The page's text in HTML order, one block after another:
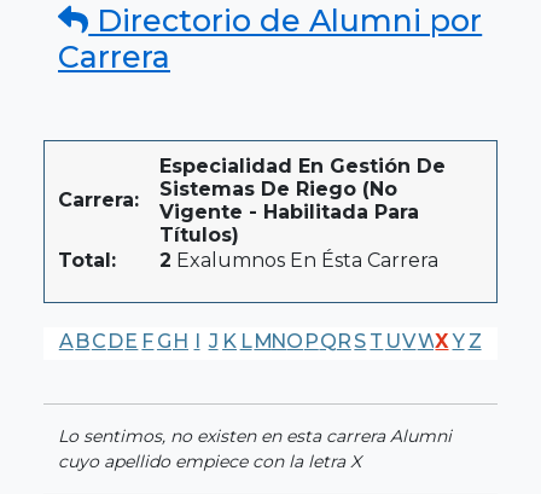
Directorio de Alumni por
Carrera
Carrera:
Especialidad En Gestión De
Sistemas De Riego (No
Vigente - Habilitada Para
Títulos)
Total:
2 Exalumnos En Ésta Carrera
A BC DE F G H I J K LMNO PQR S T UVWXY Z
Lo sentimos, no existen en esta carrera Alumni
cuyo apellido empiece con la letra X